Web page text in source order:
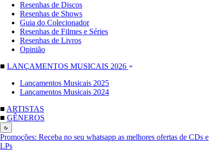
Resenhas de Discos
Resenhas de Shows
Guia do Colecionador
Resenhas de Filmes e Séries
Resenhas de Livros
Opinião
■ LANÇAMENTOS MUSICAIS 2026
Lançamentos Musicais 2025
Lançamentos Musicais 2024
■ ARTISTAS
■ GÊNEROS
Promoções: Receba no seu whatsapp as melhores ofertas de CDs e
LPs